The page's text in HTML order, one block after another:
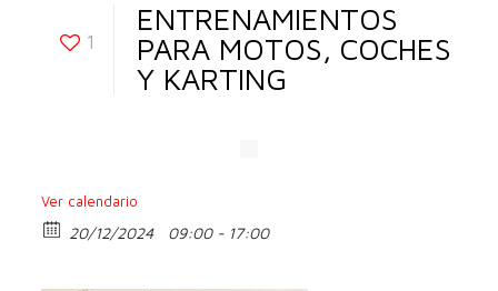
1
ENTRENAMIENTOS
PARA MOTOS, COCHES
Y KARTING
Ver calendario
20/12/2024 09:00 - 17:00